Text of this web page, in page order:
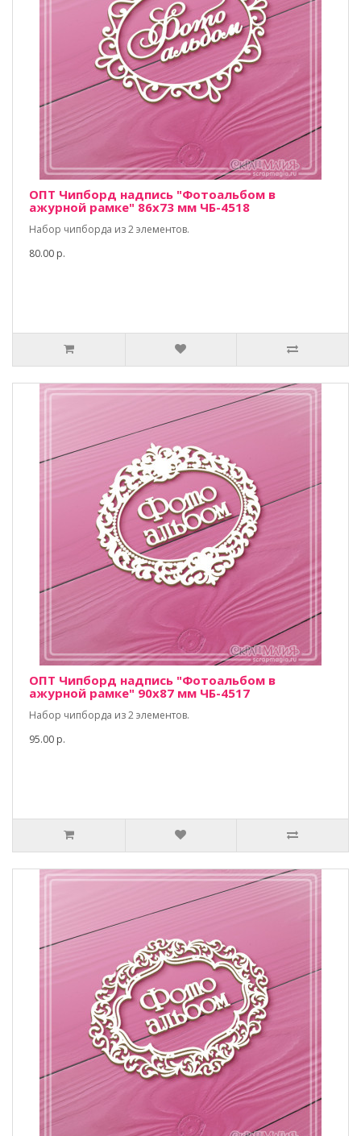
ОПТ Чипборд надпись "Фотоальбом в
ажурной рамке" 86х73 мм ЧБ-4518
Набор чипборда из 2 элементов.
80.00 р.
ОПТ Чипборд надпись "Фотоальбом в
ажурной рамке" 90х87 мм ЧБ-4517
Набор чипборда из 2 элементов.
95.00 р.